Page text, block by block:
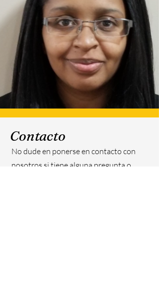
Contacto
No dude en ponerse en contacto con
nosotros si tiene alguna pregunta o